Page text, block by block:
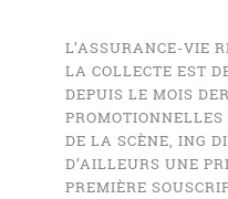
L’ASSURANCE-VIE
LA COLLECTE EST
DEPUIS LE MOIS
DE LA SCÈNE, ING
D’AILLEURS UNE
PREMIÈRE